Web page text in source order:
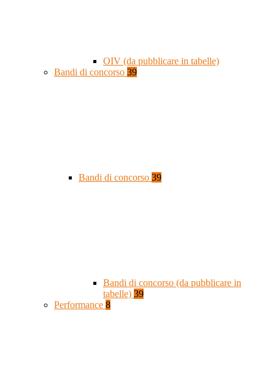
OIV (da pubblicare in tabelle)
Bandi di concorso 39
Bandi di concorso 39
Bandi di concorso (da pubblicare in
tabelle) 39
Performance 8